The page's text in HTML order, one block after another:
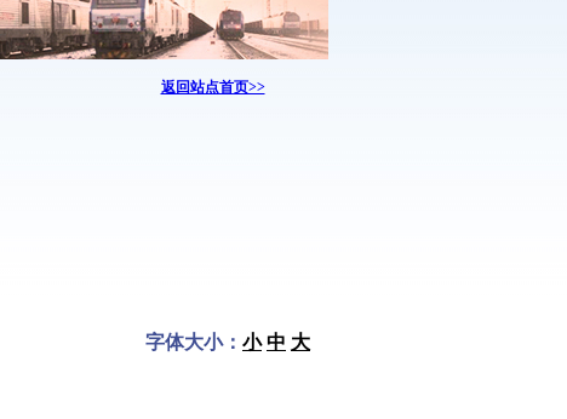
返回站点首页>>
字体大小： 小 中 大